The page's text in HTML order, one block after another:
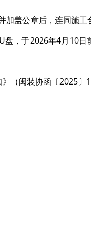
加盖公章后，连同施工
盘，于2026年4月10日
（闽装协函〔2025〕